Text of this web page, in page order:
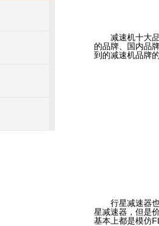
减速机十大品
的品牌、国内品
到的减速机品牌
行星减速器也
星减速器，但是
基本上都是模仿